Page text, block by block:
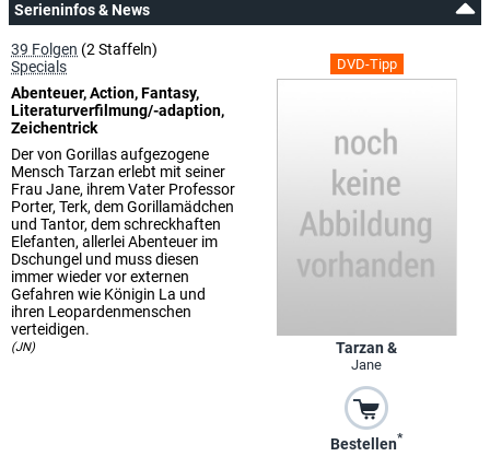
Serieninfos & News
DVD-Tipp
Tarzan &
Jane
Bestellen*
39 Folgen (2 Staffeln)
Specials
Abenteuer, Action, Fantasy,
Literaturverfilmung/-adaption,
Zeichentrick
Der von Gorillas aufgezogene
Mensch Tarzan erlebt mit seiner
Frau Jane, ihrem Vater Professor
Porter, Terk, dem Gorillamädchen
und Tantor, dem schreckhaften
Elefanten, allerlei Abenteuer im
Dschungel und muss diesen
immer wieder vor externen
Gefahren wie Königin La und
ihren Leopardenmenschen
verteidigen.
(JN)